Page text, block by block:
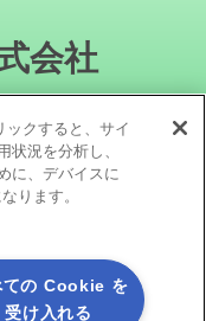
会社
ア
ックすると、サイ
状況を分析し、
に、デバイスに
ります。
ての Cookie を
受け入れる